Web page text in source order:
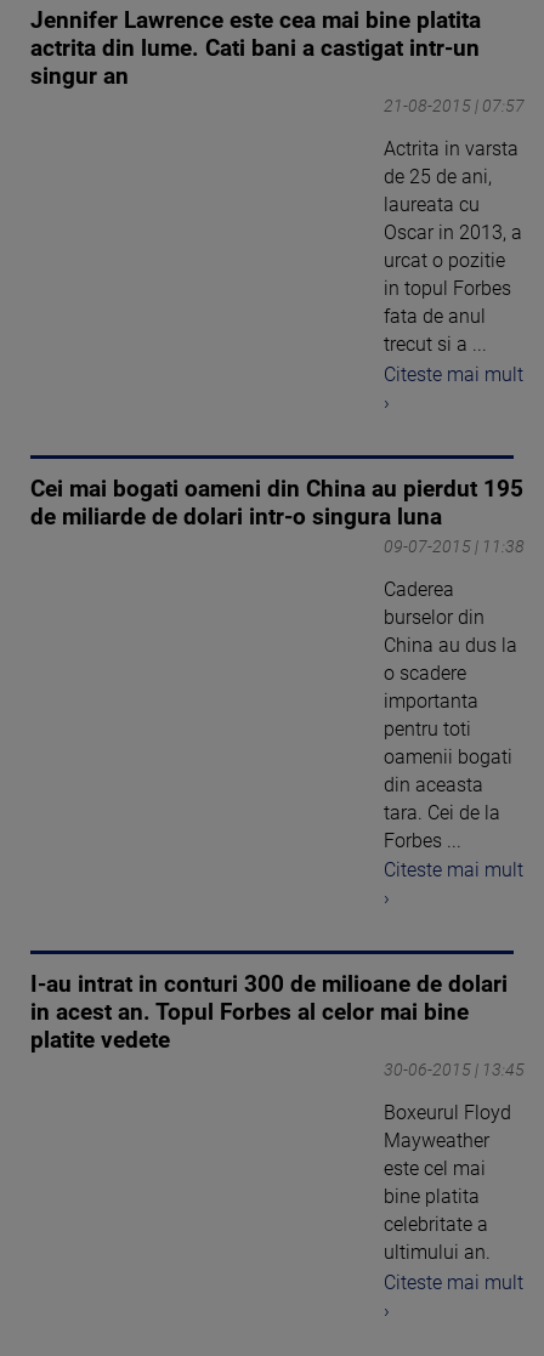
Jennifer Lawrence este cea mai bine platita
actrita din lume. Cati bani a castigat intr-un
singur an
21-08-2015 | 07:57
Actrita in varsta
de 25 de ani,
laureata cu
Oscar in 2013, a
urcat o pozitie
in topul Forbes
fata de anul
trecut si a ...
Citeste mai mult
›
Cei mai bogati oameni din China au pierdut 195
de miliarde de dolari intr-o singura luna
09-07-2015 | 11:38
Caderea
burselor din
China au dus la
o scadere
importanta
pentru toti
oamenii bogati
din aceasta
tara. Cei de la
Forbes ...
Citeste mai mult
›
I-au intrat in conturi 300 de milioane de dolari
in acest an. Topul Forbes al celor mai bine
platite vedete
30-06-2015 | 13:45
Boxeurul Floyd
Mayweather
este cel mai
bine platita
celebritate a
ultimului an.
Citeste mai mult
›